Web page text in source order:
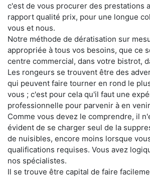
c'est de vous procurer des prestations
rapport qualité prix, pour une longue
vous et nous.
Notre méthode de dératisation sur
appropriée à tous vos besoins, que ce
centre commercial, dans votre bistrot,
Les rongeurs se trouvent être des
qui peuvent faire tourner en rond le
vous ; c'est pour cela qu'il faut une
professionnelle pour parvenir à en
Comme vous devez le comprendre, il
évident de se charger seul de la
de nuisibles, encore moins lorsque
qualifications requises. Vous avez
nos spécialistes.
Il se trouve être capital de faire